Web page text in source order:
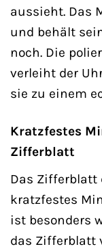
aussieht. Das
und behält
noch. Die
verleiht der
sie zu einem
Kratzfestes
Zifferblatt
Das Zifferblatt
kratzfestes
ist besonders
das Zifferblatt